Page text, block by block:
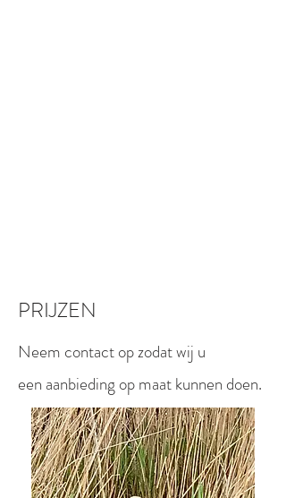
PRIJZEN
Neem contact op zodat wij u
een aanbieding op maat kunnen doen.